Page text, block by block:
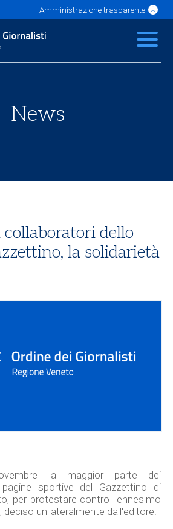
Amministrazione trasparente
Servizi Albo
News
collaboratori dello
la solidarietà
la maggior parte dei
sportive del Gazzettino di
per protestare contro l'ennesimo
deciso unilateralmente dall'editore.